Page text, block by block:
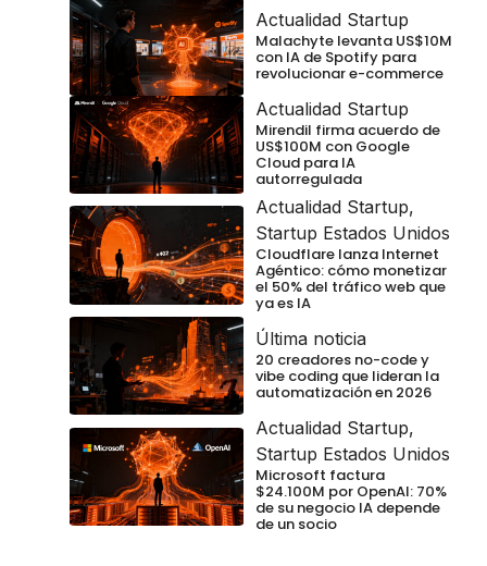
Actualidad Startup
Malachyte levanta US$10M
con IA de Spotify para
revolucionar e-commerce
Actualidad Startup
Mirendil firma acuerdo de
US$100M con Google
Cloud para IA
autorregulada
Actualidad Startup,
Startup Estados Unidos
Cloudflare lanza Internet
Agéntico: cómo monetizar
el 50% del tráfico web que
ya es IA
Última noticia
20 creadores no-code y
vibe coding que lideran la
automatización en 2026
Actualidad Startup,
Startup Estados Unidos
Microsoft factura
$24.100M por OpenAI: 70%
de su negocio IA depende
de un socio